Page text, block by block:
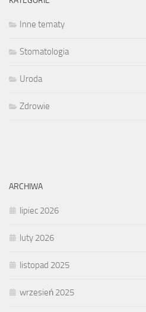
Inne tematy
Stomatologia
Uroda
Zdrowie
ARCHIWA
lipiec 2026
luty 2026
listopad 2025
wrzesień 2025